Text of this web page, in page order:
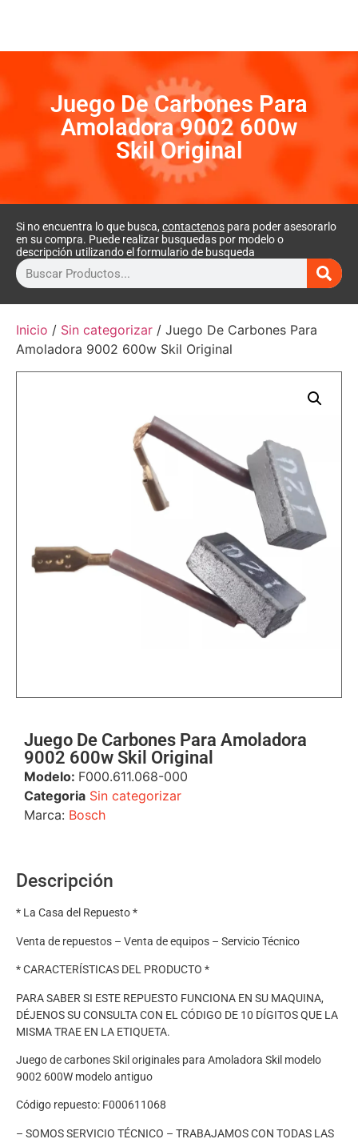
Juego De Carbones Para
Amoladora 9002 600w
Skil Original
Si no encuentra lo que busca, contactenos para poder asesorarlo
en su compra. Puede realizar busquedas por modelo o
descripción utilizando el formulario de busqueda
Inicio / Sin categorizar / Juego De Carbones Para
Amoladora 9002 600w Skil Original
Juego De Carbones Para Amoladora
9002 600w Skil Original
Modelo: F000.611.068-000
Categoria Sin categorizar
Marca: Bosch
Descripción
* La Casa del Repuesto *
Venta de repuestos – Venta de equipos – Servicio Técnico
* CARACTERÍSTICAS DEL PRODUCTO *
PARA SABER SI ESTE REPUESTO FUNCIONA EN SU MAQUINA,
DÉJENOS SU CONSULTA CON EL CÓDIGO DE 10 DÍGITOS QUE LA
MISMA TRAE EN LA ETIQUETA.
Juego de carbones Skil originales para Amoladora Skil modelo
9002 600W modelo antiguo
Código repuesto: F000611068
– SOMOS SERVICIO TÉCNICO – TRABAJAMOS CON TODAS LAS